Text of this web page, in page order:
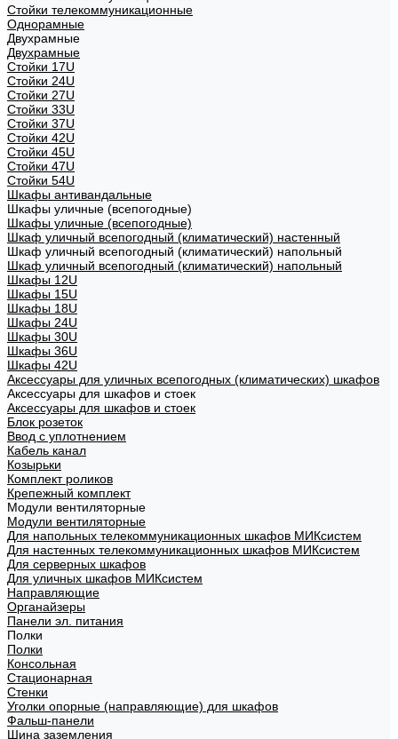
Стойки телекоммуникационные
Однорамные
Двухрамные
Двухрамные
Стойки 17U
Стойки 24U
Стойки 27U
Стойки 33U
Стойки 37U
Стойки 42U
Стойки 45U
Стойки 47U
Стойки 54U
Шкафы антивандальные
Шкафы уличные (всепогодные)
Шкафы уличные (всепогодные)
Шкаф уличный всепогодный (климатический) настенный
Шкаф уличный всепогодный (климатический) напольный
Шкаф уличный всепогодный (климатический) напольный
Шкафы 12U
Шкафы 15U
Шкафы 18U
Шкафы 24U
Шкафы 30U
Шкафы 36U
Шкафы 42U
Аксессуары для уличных всепогодных (климатических) шкафов
Аксессуары для шкафов и стоек
Аксессуары для шкафов и стоек
Блок розеток
Ввод с уплотнением
Кабель канал
Козырьки
Комплект роликов
Крепежный комплект
Модули вентиляторные
Модули вентиляторные
Для напольных телекоммуникационных шкафов МИКсистем
Для настенных телекоммуникационных шкафов МИКсистем
Для серверных шкафов
Для уличных шкафов МИКсистем
Направляющие
Органайзеры
Панели эл. питания
Полки
Полки
Консольная
Стационарная
Стенки
Уголки опорные (направляющие) для шкафов
Фальш-панели
Шина заземления